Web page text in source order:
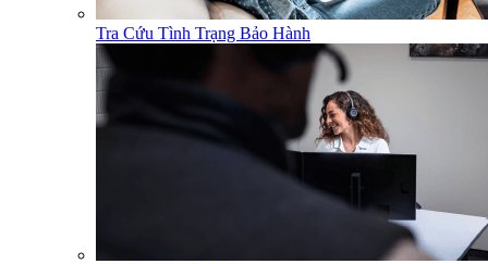
Tra Cứu Tình Trạng Bảo Hành